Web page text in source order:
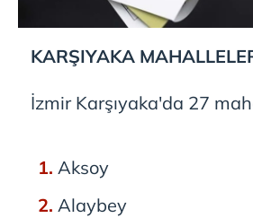
KARŞIYAKA
İzmir Karşıyaka'da 27
Aksoy
Alaybey